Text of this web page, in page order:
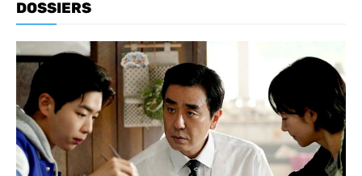
DOSSIERS